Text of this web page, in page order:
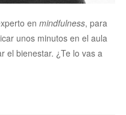
en mindfulness, para
unos minutos en el aula
el bienestar. ¿Te lo vas a